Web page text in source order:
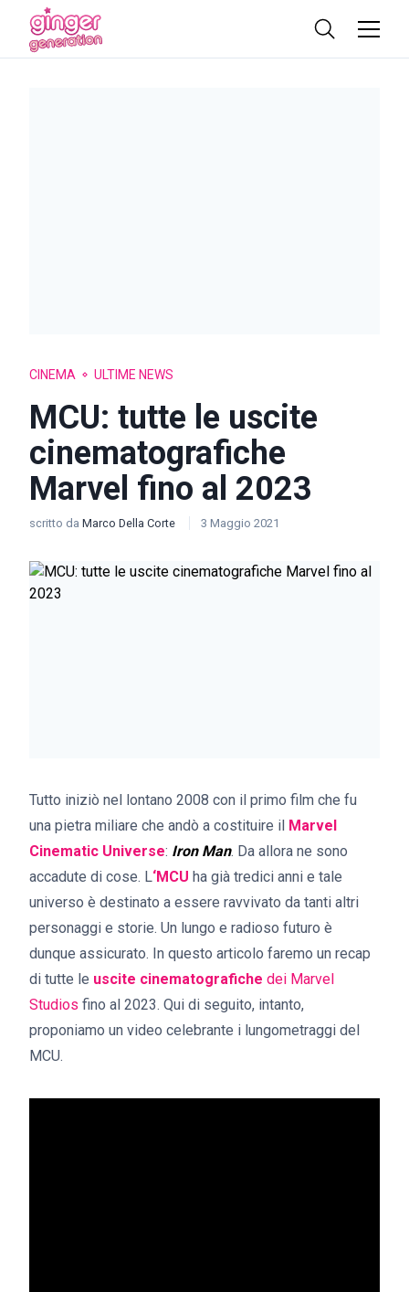
CINEMA ULTIME NEWS
MCU: tutte le uscite
cinematografiche
Marvel fino al 2023
scritto da Marco Della Corte 3 Maggio 2021
Tutto iniziò nel lontano 2008 con il primo film che fu
una pietra miliare che andò a costituire il Marvel
Cinematic Universe: Iron Man. Da allora ne sono
accadute di cose. L‘MCU ha già tredici anni e tale
universo è destinato a essere ravvivato da tanti altri
personaggi e storie. Un lungo e radioso futuro è
dunque assicurato. In questo articolo faremo un recap
di tutte le uscite cinematografiche dei Marvel
Studios fino al 2023. Qui di seguito, intanto,
proponiamo un video celebrante i lungometraggi del
MCU.